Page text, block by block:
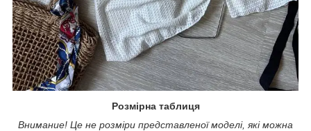
Розмірна таблиця
Внимание! Це не розміри представленої моделі, які можна